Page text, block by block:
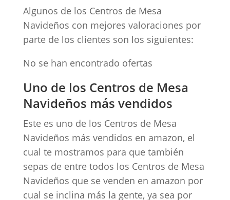
Algunos de los Centros de Mesa
Navideños con mejores valoraciones por
parte de los clientes son los siguientes:
No se han encontrado ofertas
Uno de los Centros de Mesa
Navideños más vendidos
Este es uno de los Centros de Mesa
Navideños más vendidos en amazon, el
cual te mostramos para que también
sepas de entre todos los Centros de Mesa
Navideños que se venden en amazon por
cual se inclina más la gente, ya sea por